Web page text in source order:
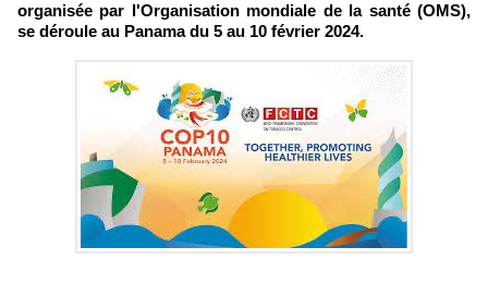
organisée par l'Organisation mondiale de la santé (OMS),
se déroule au Panama du 5 au 10 février 2024.